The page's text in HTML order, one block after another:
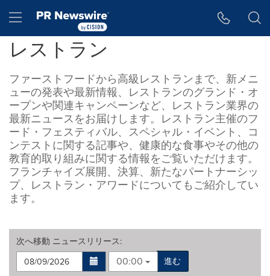
Hamburger menu
レストラン
ファーストフードから高級レストランまで、新メニ
ューの発表や最新情報、レストランのグランド・オ
ープンや関連キャンペーンなど、レストラン業界の
最新ニュースをお届けします。レストラン主催のフ
ード・フェスティバル、スペシャル・イベント、コ
ンテストに関する記事や、健康的な食事やその他の
教育的取り組みに関する情報をご覧いただけます。
フランチャイズ展開、決算、新たなパートナーシッ
プ、レストラン・アワードについてもご紹介してい
ます。
次へ移動 ニュースリリース:
00:00
進む